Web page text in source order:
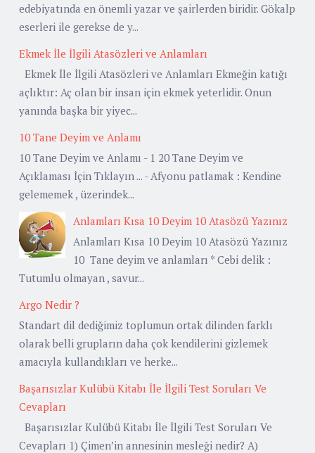
edebiyatında en önemli yazar ve şairlerden biridir. Gökalp
eserleri ile gerekse de y...
Ekmek İle İlgili Atasözleri ve Anlamları
Ekmek İle İlgili Atasözleri ve Anlamları Ekmeğin katığı
açlıktır: Aç olan bir insan için ekmek yeterlidir. Onun
yanında başka bir yiyec...
10 Tane Deyim ve Anlamı
10 Tane Deyim ve Anlamı - 1 20 Tane Deyim ve
Açıklaması İçin Tıklayın ... - Afyonu patlamak : Kendine
gelememek , üzerindek...
Anlamları Kısa 10 Deyim 10 Atasözü Yazınız
Anlamları Kısa 10 Deyim 10 Atasözü Yazınız
10 Tane deyim ve anlamları * Cebi delik :
Tutumlu olmayan , savur...
Argo Nedir ?
Standart dil dediğimiz toplumun ortak dilinden farklı
olarak belli grupların daha çok kendilerini gizlemek
amacıyla kullandıkları ve herke...
Başarısızlar Kulübü Kitabı İle İlgili Test Soruları Ve
Cevapları
Başarısızlar Kulübü Kitabı İle İlgili Test Soruları Ve
Cevapları 1) Çimen’in annesinin mesleği nedir? A)